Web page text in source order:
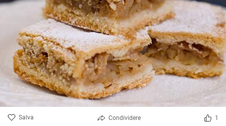
Salva Condividere 1